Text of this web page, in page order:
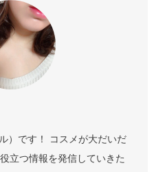
）です！ コスメが大だいだ
立つ情報を発信していきた